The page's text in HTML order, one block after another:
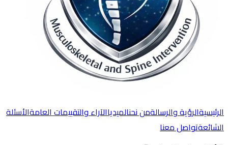
الرئيسيةالرؤية والرسالةمن نحنالميدياالآراء والتقييمات العامةالأسئلة
الشائعةتواصل معنا